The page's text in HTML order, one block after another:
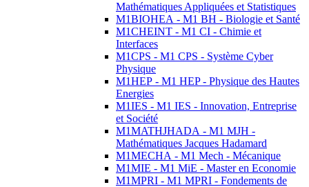
Mathématiques Appliquées et Statistiques
M1BIOHEA - M1 BH - Biologie et Santé
M1CHEINT - M1 CI - Chimie et
Interfaces
M1CPS - M1 CPS - Système Cyber
Physique
M1HEP - M1 HEP - Physique des Hautes
Energies
M1IES - M1 IES - Innovation, Entreprise
et Société
M1MATHJHADA - M1 MJH -
Mathématiques Jacques Hadamard
M1MECHA - M1 Mech - Mécanique
M1MIE - M1 MiE - Master en Economie
M1MPRI - M1 MPRI - Fondements de